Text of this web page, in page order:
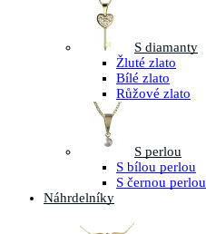
S diamanty
Žluté zlato
Bílé zlato
Růžové zlato
S perlou
S bílou perlou
S černou perlou
Náhrdelníky